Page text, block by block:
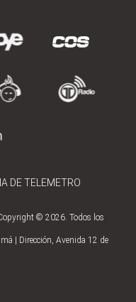
DE TELEMETRO
© 2026. Todos los
| Dirección, Avenida 12 de